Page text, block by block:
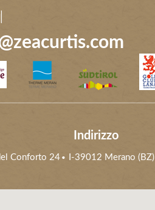
Indirizzo
Conforto 24 I-39012 Merano (BZ)